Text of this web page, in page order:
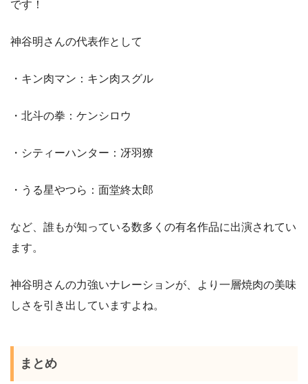
です！
神谷明さんの代表作として
・キン肉マン：キン肉スグル
・北斗の拳：ケンシロウ
・シティーハンター：冴羽獠
・うる星やつら：面堂終太郎
など、誰もが知っている数多くの有名作品に出演されてい
ます。
神谷明さんの力強いナレーションが、より一層焼肉の美味
しさを引き出していますよね。
まとめ